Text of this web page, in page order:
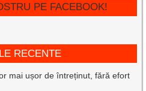
PE FACEBOOK!
RECENTE
mai ușor de întreținut, fără efort